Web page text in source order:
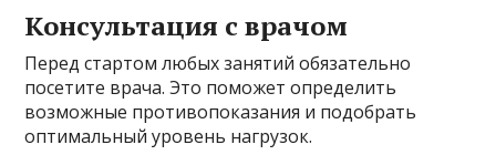
Консультация с врачом
Перед стартом любых занятий обязательно
посетите врача. Это поможет определить
возможные противопоказания и подобрать
оптимальный уровень нагрузок.